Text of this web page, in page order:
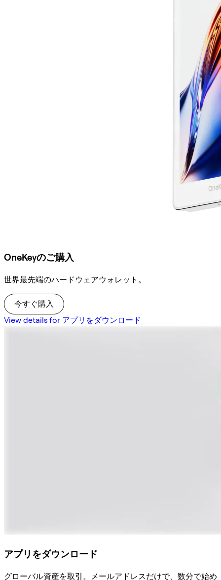
OneKeyのご購入
世界最先端のハードウェアウォレット。
今すぐ購入
View details for アプリをダウンロード
アプリをダウンロード
グローバル資産を取引。メールアドレスだけで、数分で始め